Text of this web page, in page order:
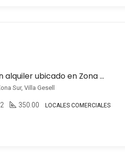
Local comercial en alquiler ubicado en Zona Sur
Sur, Villa Gesell
2 350.00 LOCALES COMERCIALES